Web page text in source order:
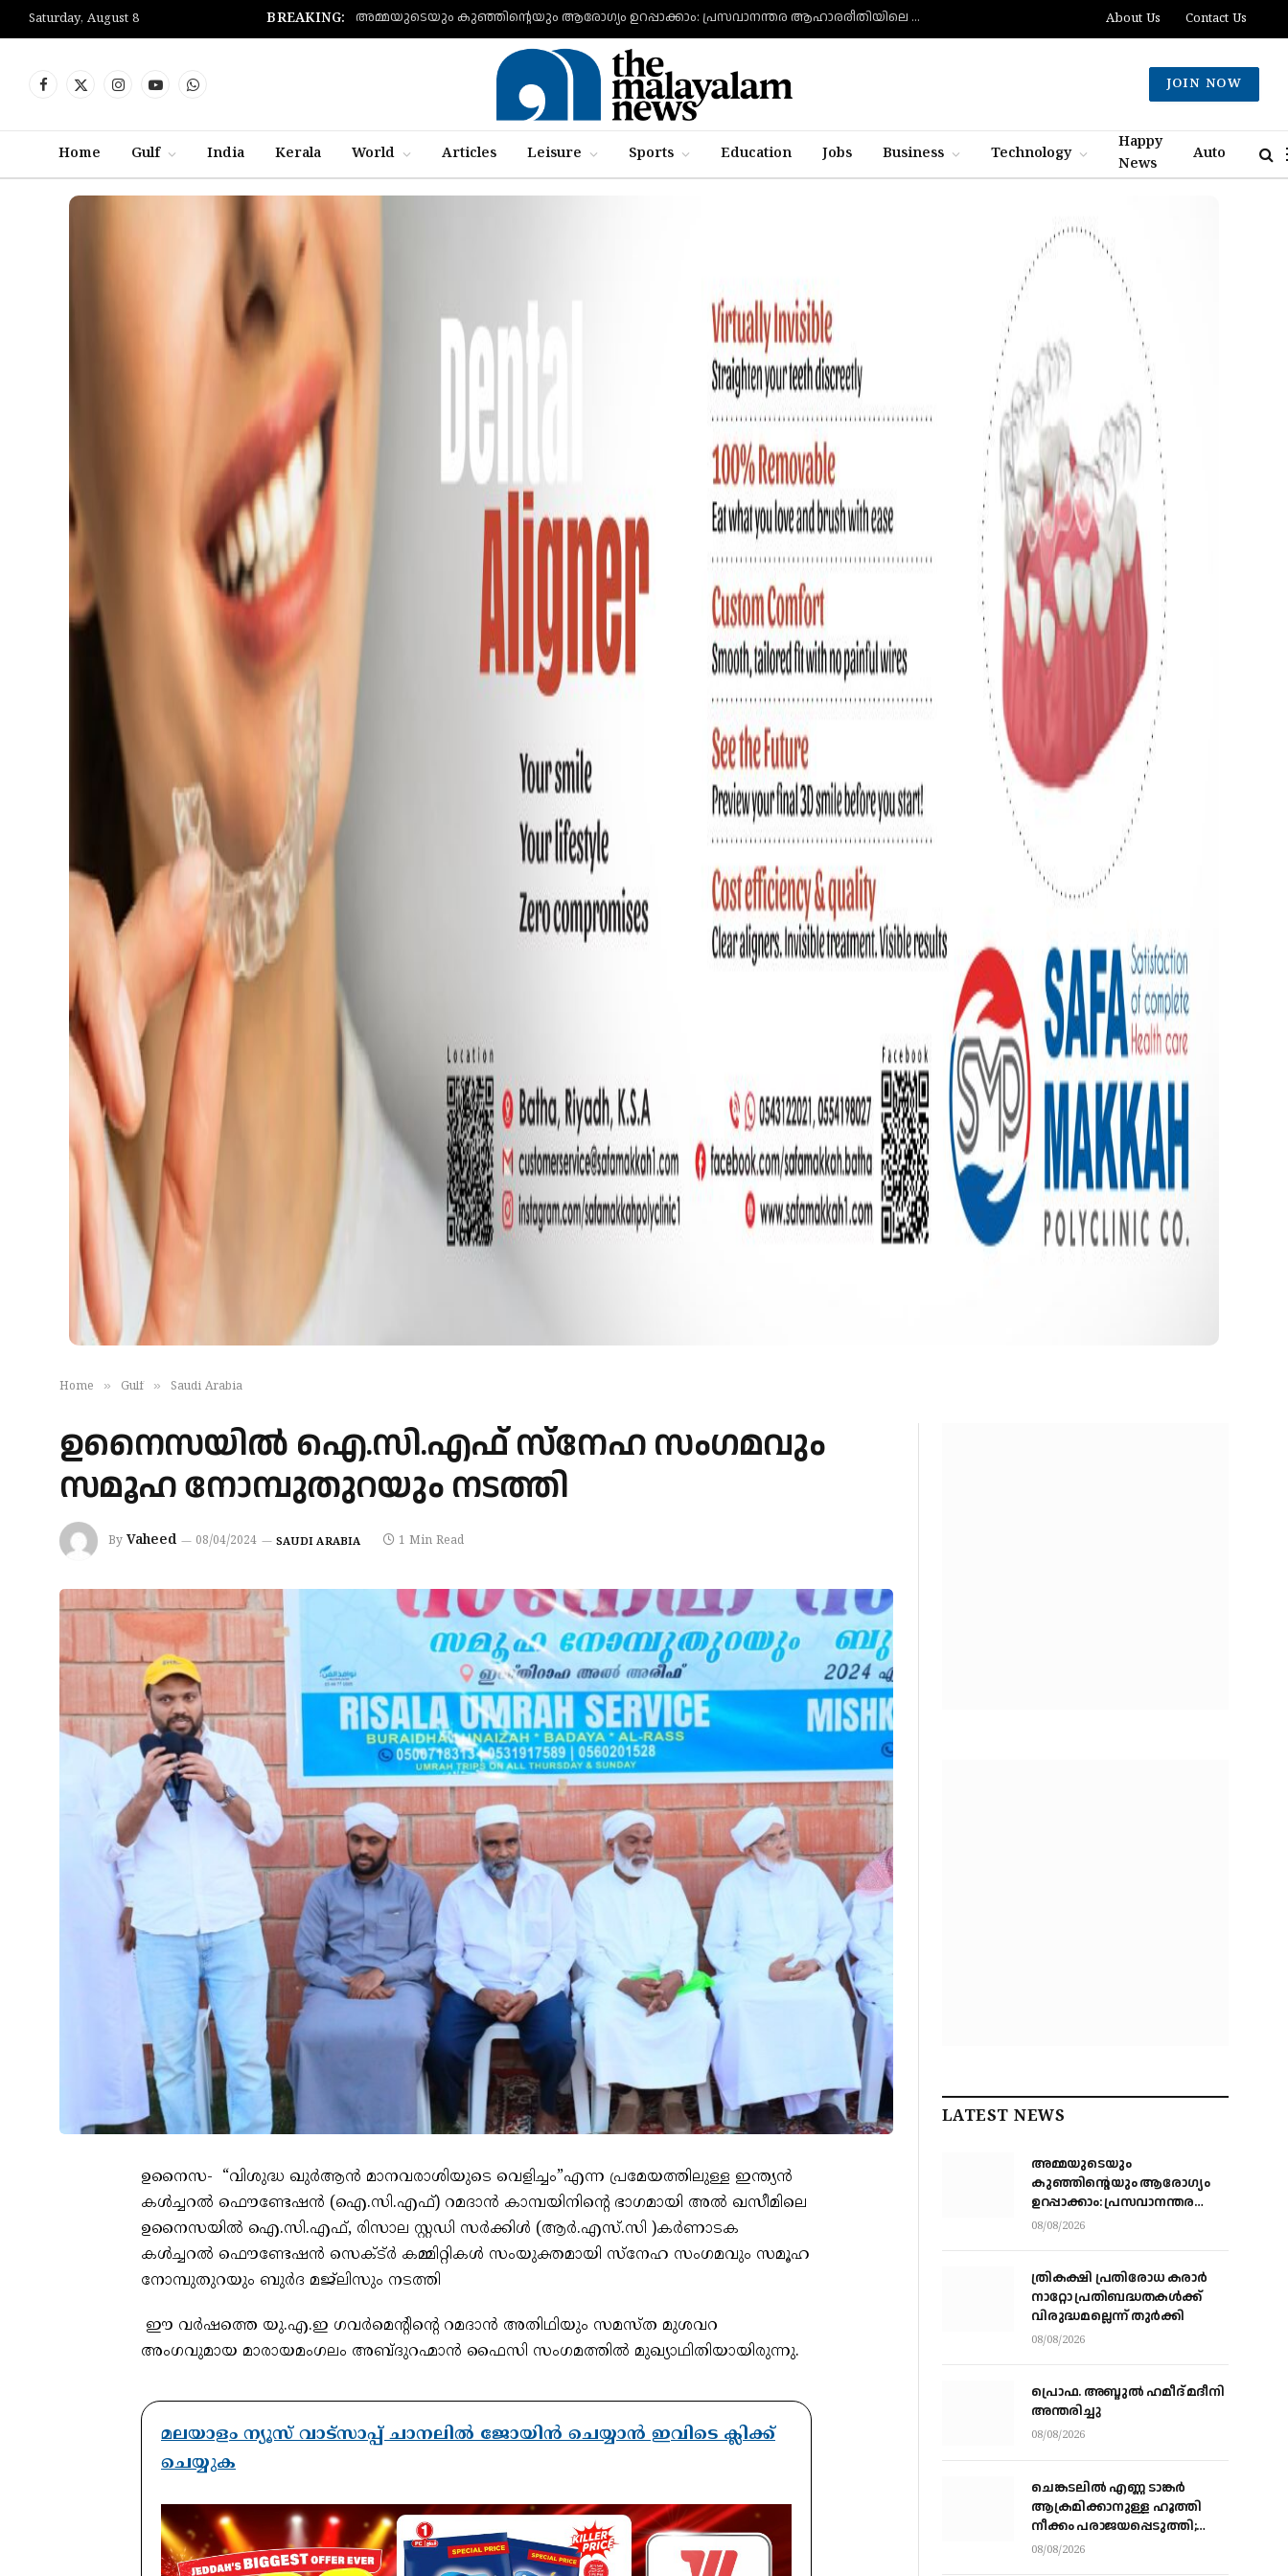
Saturday, August 8 BREAKING: അമ്മയുടെയും കുഞ്ഞിന്റെയും ആരോഗ്യം ഉറപ്പാക്കാം: പ്രസവാനന്തര ആഹാരരീതിയിലെ ശരിയും തെറ്റും About Us Contact Us
Facebook
X
InstagramYouTubeWhatsApp
JOIN NOW
Home Gulf India Kerala World Articles Leisure Sports Education Jobs Business Technology
Happy
News
Auto
Home » Gulf » Saudi Arabia
ഉനൈസയിൽ ഐ.സി.എഫ് സ്നേഹ സംഗമവും
സമൂഹ നോമ്പുതുറയും നടത്തി
By Vaheed 08/04/2024 SAUDI ARABIA 1 Min Read
ഉനൈസ- “വിശുദ്ധ ഖുർആൻ മാനവരാശിയുടെ വെളിച്ചം”എന്ന പ്രമേയത്തിലുള്ള ഇന്ത്യൻ
കൾച്ചറൽ ഫൌണ്ടേഷൻ (ഐ.സി.എഫ്) റമദാൻ കാമ്പയിനിന്റെ ഭാഗമായി അൽ ഖസീമിലെ
ഉനൈസയിൽ ഐ.സി.എഫ്, രിസാല സ്റ്റഡി സർക്കിൾ (ആർ.എസ്.സി )കർണാടക
കൾച്ചറൽ ഫൌണ്ടേഷൻ സെക്ട്ർ കമ്മിറ്റികൾ സംയുക്തമായി സ്നേഹ സംഗമവും സമൂഹ
നോമ്പുതുറയും ബുർദ മജ്‌ലിസും നടത്തി
ഈ വർഷത്തെ യു.എ.ഇ ഗവർമെന്റിന്റെ റമദാൻ അതിഥിയും സമസ്ത മുശവറ
അംഗവുമായ മാരായമംഗലം അബ്ദുറഹ്മാൻ ഫൈസി സംഗമത്തിൽ മുഖ്യാഥിതിയായിരുന്നു.
മലയാളം ന്യൂസ് വാട്സാപ്പ് ചാനലിൽ ജോയിൻ ചെയ്യാൻ ഇവിടെ ക്ലിക്ക്
ചെയ്യുക
LATEST NEWS
അമ്മയുടെയും
കുഞ്ഞിന്റെയും ആരോഗ്യം
ഉറപ്പാക്കാം: പ്രസവാനന്തര
ആഹാരരീതിയിലെ ശരിയും
08/08/2026
ത്രികക്ഷി പ്രതിരോധ കരാര്‍
നാറ്റോ പ്രതിബദ്ധതകള്‍ക്ക്
വിരുദ്ധമല്ലെന്ന് തുര്‍ക്കി
08/08/2026
പ്രൊഫ. അബ്ദുൽ ഹമീദ് മദീനി
അന്തരിച്ചു
08/08/2026
ചെങ്കടലില്‍ എണ്ണ ടാങ്കര്‍
ആക്രമിക്കാനുള്ള ഹൂത്തി
നീക്കം പരാജയപ്പെടുത്തി;
യെമൻ സംഘർഷത്തിലേക്ക്
08/08/2026